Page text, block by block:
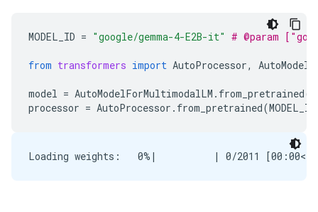
MODEL_ID = "google/gemma-4-E2B-it" # @param
from transformers import AutoProcessor,
model = AutoModelForMultimodalLM . from_pretrained(
processor = AutoProcessor . from_pretrained(MODEL_ID